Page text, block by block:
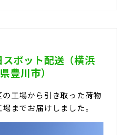
ポット配送（横浜
豊川市）
工場から引き取った荷物
までお届けしました。